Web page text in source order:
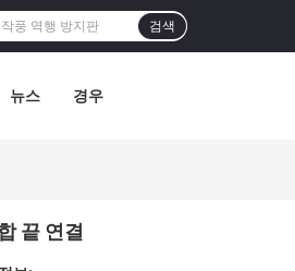
검색
뉴스 경우
끝 연결